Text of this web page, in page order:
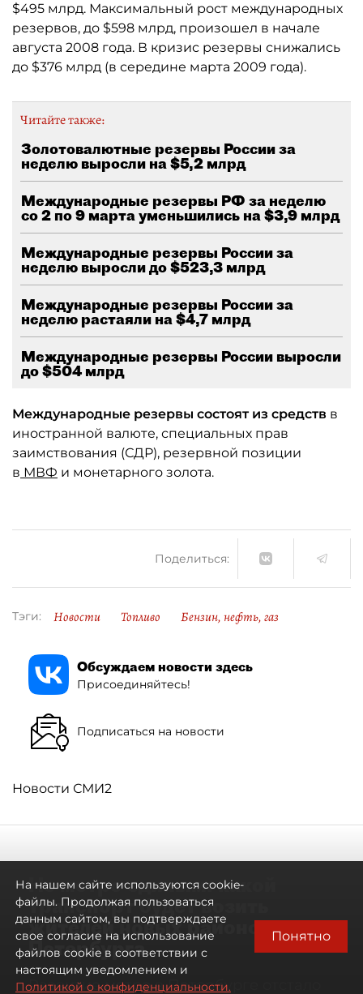
$495 млрд. Максимальный рост международных
резервов, до $598 млрд, произошел в начале
августа 2008 года. В кризис резервы снижались
до $376 млрд (в середине марта 2009 года).
Читайте также:
Золотовалютные резервы России за
неделю выросли на $5,2 млрд
Международные резервы РФ за неделю
со 2 по 9 марта уменьшились на $3,9 млрд
Международные резервы России за
неделю выросли до $523,3 млрд
Международные резервы России за
неделю растаяли на $4,7 млрд
Международные резервы России выросли
до $504 млрд
Международные резервы состоят из средств в
иностранной валюте, специальных прав
заимствования (СДР), резервной позиции
в МВФ и монетарного золота.
Поделиться:
Тэги: Новости Топливо Бензин, нефть, газ
Обсуждаем новости здесь
Присоединяйтесь!
Подписаться на новости
Новости СМИ2
Не метро единым: какой
транспорт будет возить
жителей новых районов
Петербурга
Развитие метро в Петербурге отстало
На нашем сайте используются cookie-
файлы. Продолжая пользоваться
данным сайтом, вы подтверждаете
свое согласие на использование
файлов cookie в соответствии с
настоящим уведомлением и
Политикой о конфиденциальности.
Понятно